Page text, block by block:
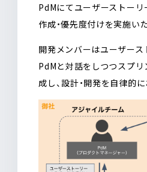
PdMにてユーザーストーリ
作成・優先度付けを実施い
開発メンバーはユーザース
PdMと対話をしつつスプ
成し、設計・開発を自律的